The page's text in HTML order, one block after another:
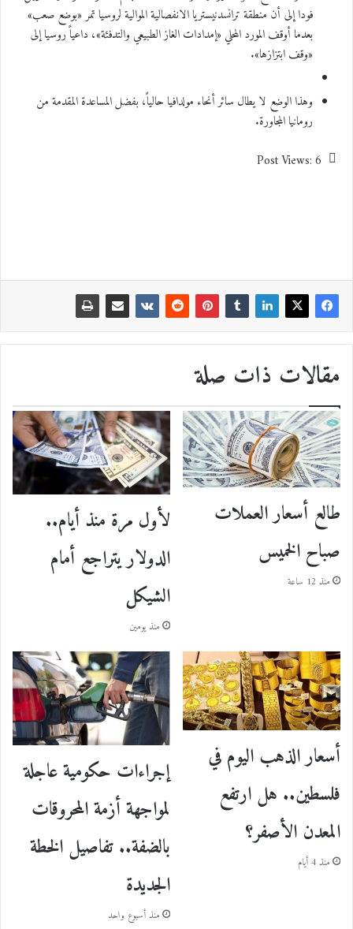
فودا إلى أن منطقة ترانسدنيستريا الانفصالية الموالية لروسيا تمر «بوضع صعب»
بعدما أوقف المورد المحلي «إمدادات الغاز الطبيعي والتدفئة»، داعياً روسيا إلى
«وقف ابتزازها».
وهذا الوضع لا يطال سائر أنحاء مولدافيا حالياً، بفضل المساعدة المقدمة من
رومانيا المجاورة.
Post Views:6
مقالات ذات صلة
طالع أسعار العملات
صباح الخميس
منذ 12 ساعة
لأول مرة منذ أيام..
الدولار يتراجع أمام
الشيكل
منذ يومين
أسعار الذهب اليوم في
فلسطين.. هل ارتفع
المعدن الأصفر؟
منذ 4 أيام
إجراءات حكومية عاجلة
لمواجهة أزمة المحروقات
بالضفة.. تفاصيل الخطة
الجديدة
منذ أسبوع واحد